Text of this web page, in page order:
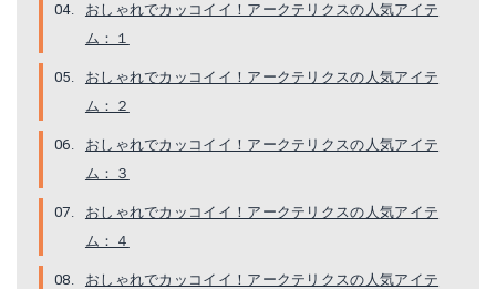
おしゃれでカッコイイ！アークテリクスの人気アイテ
ム：１
おしゃれでカッコイイ！アークテリクスの人気アイテ
ム：２
おしゃれでカッコイイ！アークテリクスの人気アイテ
ム：３
おしゃれでカッコイイ！アークテリクスの人気アイテ
ム：４
おしゃれでカッコイイ！アークテリクスの人気アイテ